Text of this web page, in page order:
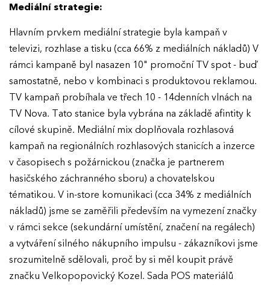
Mediální strategie:
Hlavním prvkem mediální strategie byla kampaň v
televizi, rozhlase a tisku (cca 66% z mediálních nákladů) V
rámci kampaně byl nasazen 10" promoční TV spot - buď
samostatně, nebo v kombinaci s produktovou reklamou.
TV kampaň probíhala ve třech 10 - 14denních vlnách na
TV Nova. Tato stanice byla vybrána na základě afintity k
cílové skupině. Mediální mix doplňovala rozhlasová
kampaň na regionálních rozhlasových stanicích a inzerce
v časopisech s požárnickou (značka je partnerem
hasičského záchranného sboru) a chovatelskou
tématikou. V in-store komunikaci (cca 34% z mediálních
nákladů) jsme se zaměřili především na vymezení značky
v rámci sekce (sekundární umístění, značení na regálech)
a vytváření silného nákupního impulsu - zákazníkovi jsme
srozumitelně sdělovali, proč by si měl koupit právě
značku Velkopopovický Kozel. Sada POS materiálů